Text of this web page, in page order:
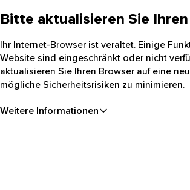
Bitte aktualisieren Sie
Ihr Internet-Browser ist veraltet. Einige
Website sind eingeschränkt oder nicht
aktualisieren Sie Ihren Browser auf eine
mögliche Sicherheitsrisiken zu minimieren.
Weitere Informationen